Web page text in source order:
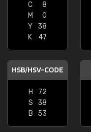
C
8
M
0
Y
38
K
47
HSB/HSV-CODE
H
72
S
38
B
53